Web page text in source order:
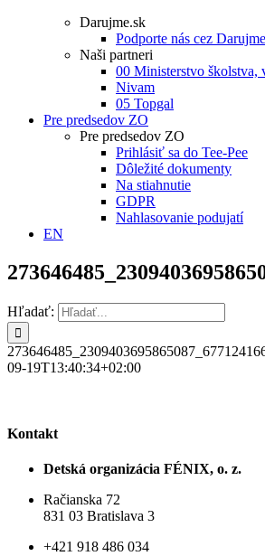
Darujme.sk
Podporte nás cez
Naši partneri
00 Ministerstvo školstva,
Nivam
05 Topgal
Pre predsedov ZO
Pre predsedov ZO
Prihlásiť sa do Tee-Pee
Dôležité dokumenty
Na stiahnutie
GDPR
Nahlasovanie podujatí
EN
Hľadať:
09-19T13:40:34+02:00
Kontakt
Detská organizácia FÉNIX, o. z.
Račianska 72
831 03 Bratislava 3
+421 918 486 034